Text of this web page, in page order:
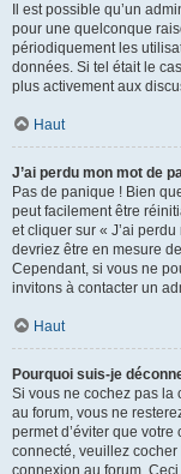
Il est possible qu’un
pour une quelconque
périodiquement les
données. Si tel était le
plus activement aux
Haut
J’ai perdu mon mot de
Pas de panique ! Bien
peut facilement être
et cliquer sur « J’ai
devriez être en mesure
Cependant, si vous ne
invitons à contacter un
Haut
Pourquoi suis-je
Si vous ne cochez pas la
au forum, vous ne
permet d’éviter que votre
connecté, veuillez
connexion au forum.